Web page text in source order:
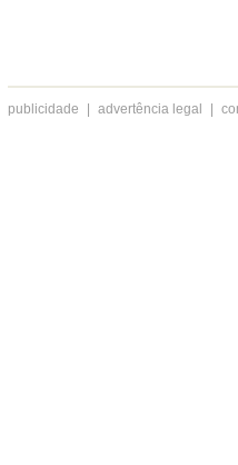
publicidade advertência legal